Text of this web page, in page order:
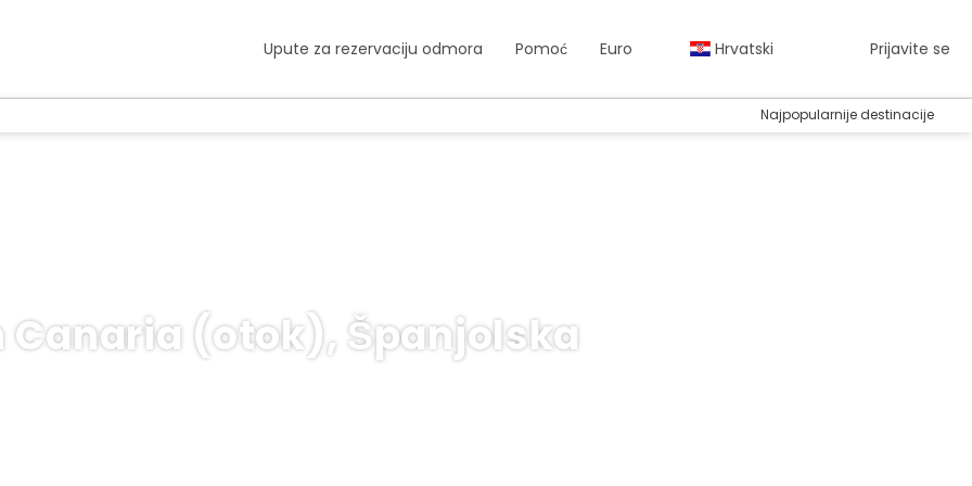
Upute za rezervaciju odmora Pomoć Euro Hrvatski Prijavite se
Najpopularnije destinacije
Canaria (otok), Španjolska